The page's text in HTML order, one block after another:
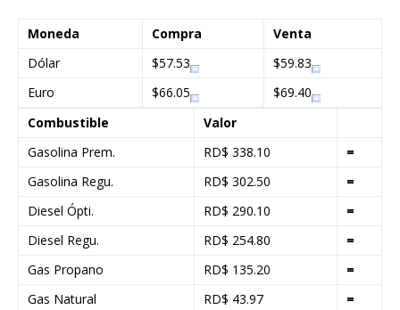
Moneda Compra
Venta
Dólar
$57.53
$59.83
Euro
$66.05
$69.40
Combustible
Valor
Gasolina Prem.
RD$ 338.10
=
Gasolina Regu.
RD$ 302.50
=
Diesel Ópti.
RD$ 290.10
=
Diesel Regu.
RD$ 254.80
=
Gas Propano
RD$ 135.20
=
Gas Natural
RD$ 43.97 =